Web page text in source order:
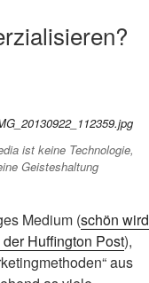
ist keine Technologie,
Geisteshaltung
Medium (schön wird
Huffington Post),
aus